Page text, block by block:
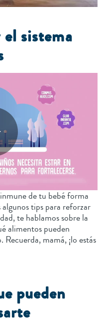
sistema
de tu bebé forma
tips para reforzar
te hablamos sobre la
alimentos pueden
mamá, ¡lo estás
pueden